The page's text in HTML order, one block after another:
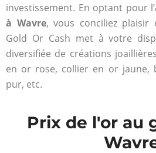
investissement. En optant pour l’
à Wavre, vous conciliez plaisir
Gold Or Cash met à votre
diversifiée de créations
en or rose, collier en or jaune,
pur, etc.
Prix de l'or au